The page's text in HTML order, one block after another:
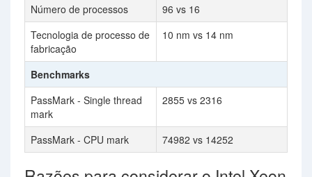
Número de processos
96 vs 16
Tecnologia de processo de
fabricação
10 nm vs 14 nm
Benchmarks
PassMark - Single thread
mark
2855 vs 2316
PassMark - CPU mark 74982 vs 14252